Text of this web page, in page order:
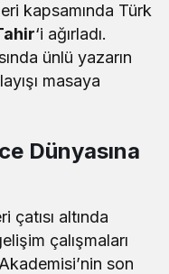
kapsamında Türk
‘i ağırladı.
ünlü yazarın
masaya
Dünyasına
çatısı altında
çalışmaları
son